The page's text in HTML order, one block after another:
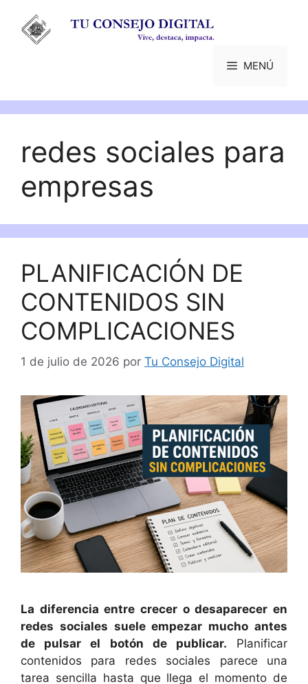
contenido
MENÚ
redes sociales para
empresas
PLANIFICACIÓN DE
CONTENIDOS SIN
COMPLICACIONES
1 de julio de 2026 por Tu Consejo Digital
La diferencia entre crecer o desaparecer en
redes sociales suele empezar mucho antes
de pulsar el botón de publicar. Planificar
contenidos para redes sociales parece una
tarea sencilla hasta que llega el momento de